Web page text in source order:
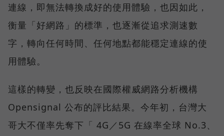
連線，即無法轉換成好的使用體驗，也因如此，
衡量「好網路」的標準，也逐漸從追求測速數
字，轉向任何時間、任何地點都能穩定連線的使
用體驗。
這樣的轉變，也反映在國際權威網路分析機構
Opensignal 公布的評比結果。今年初，台灣大
哥大不僅率先奪下「 4G／5G 在線率全球 No.3、